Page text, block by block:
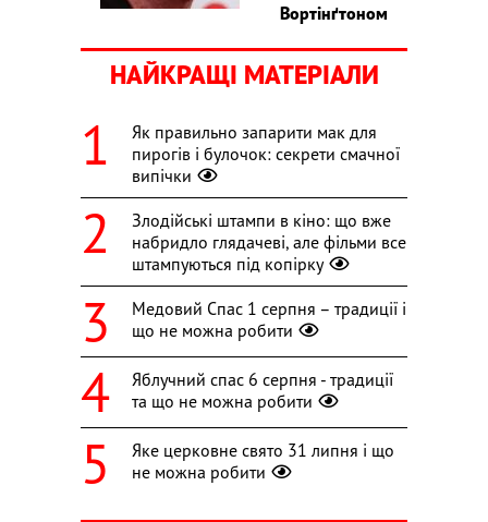
Вортінґтоном
НАЙКРАЩІ МАТЕРІАЛИ
Як правильно запарити мак для
пирогів і булочок: секрети смачної
випічки
Злодійські штампи в кіно: що вже
набридло глядачеві, але фільми все
штампуються під копірку
Медовий Спас 1 серпня – традиції і
що не можна робити
Яблучний спас 6 серпня - традиції
та що не можна робити
Яке церковне свято 31 липня і що
не можна робити